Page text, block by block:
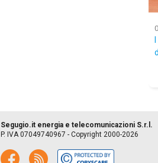
Segugio.it energia e telecomunicazioni S.r.l.
P. IVA 07049740967 - Copyright 2000-2026